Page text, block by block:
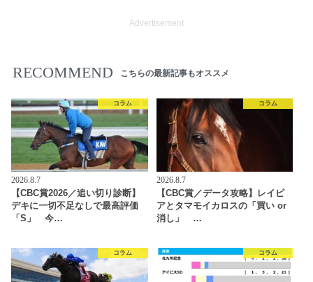
Advertisement
RECOMMEND こちらの最新記事もオススメ
コラム
2026.8.7
【CBC賞2026／追い切り診断】
デキに一切不足なしで最高評価
「S」 今…
コラム
2026.8.7
【CBC賞／データ攻略】レイピ
アとタマモイカロスの「買い or
消し」 …
コラム コラム